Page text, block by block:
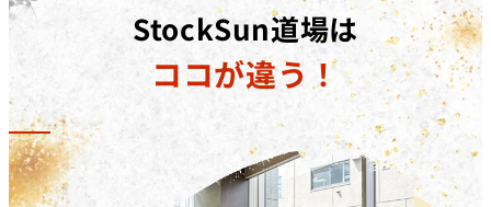
補助金の詳細
対象コースを​受講修了した​際に、​受講料(税抜)の​50%相
当額を​給付いたします。​さらに、​ 弊社紹介経由の転職
後、1年間継続就業で追加の受講料(税抜)20%相当額を
給付いたします。
※リスキリング補助金の予算に達し次第終了となりま
す。
StockSun道場は
ココが違う！